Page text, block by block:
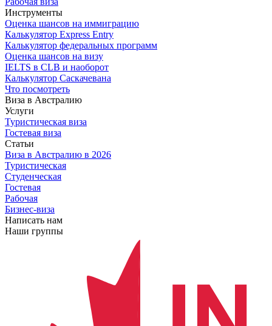
Инструменты
Оценка шансов на иммиграцию
Калькулятор Express Entry
Калькулятор федеральных программ
Оценка шансов на визу
IELTS в CLB и наоборот
Калькулятор Саскачевана
Что посмотреть
Виза в Австралию
Услуги
Туристическая виза
Гостевая виза
Статьи
Виза в Австралию в 2026
Туристическая
Студенческая
Гостевая
Рабочая
Бизнес-виза
Написать нам
Наши группы